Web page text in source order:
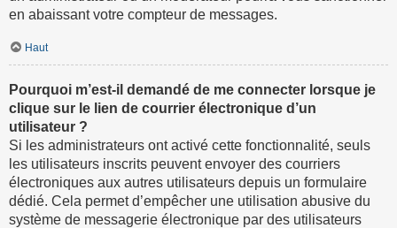
en abaissant votre compteur de messages.
Haut
Pourquoi m’est-il demandé de me connecter lorsque je
clique sur le lien de courrier électronique d’un
utilisateur ?
Si les administrateurs ont activé cette fonctionnalité, seuls
les utilisateurs inscrits peuvent envoyer des courriers
électroniques aux autres utilisateurs depuis un formulaire
dédié. Cela permet d’empêcher une utilisation abusive du
système de messagerie électronique par des utilisateurs